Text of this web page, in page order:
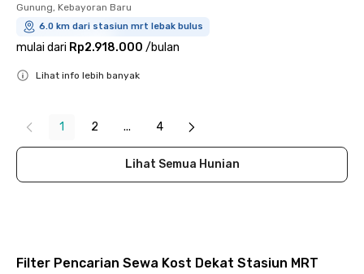
Gunung, Kebayoran Baru
6.0 km dari stasiun mrt lebak bulus
mulai dari Rp2.918.000 /bulan
Lihat info lebih banyak
1 2 ... 4
Lihat Semua Hunian
Filter Pencarian Sewa Kost Dekat Stasiun MRT